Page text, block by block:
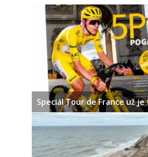
Speciál Tour de France už je